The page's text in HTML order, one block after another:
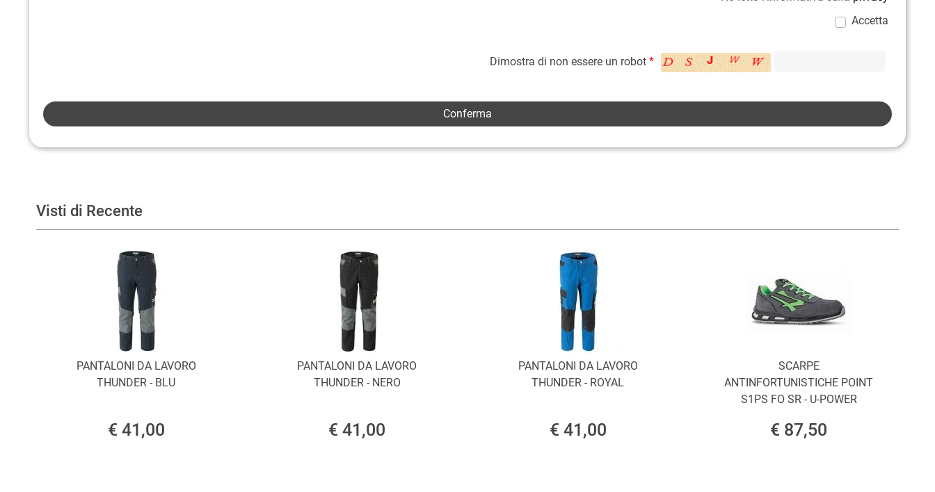
Accetta
Dimostra di non essere un robot *
Visti di Recente
PANTALONI DA LAVORO
THUNDER - BLU
€ 41,00
PANTALONI DA LAVORO
THUNDER - NERO
€ 41,00
PANTALONI DA LAVORO
THUNDER - ROYAL
€ 41,00
SCARPE
ANTINFORTUNISTICHE POINT
S1PS FO SR - U-POWER
€ 87,50